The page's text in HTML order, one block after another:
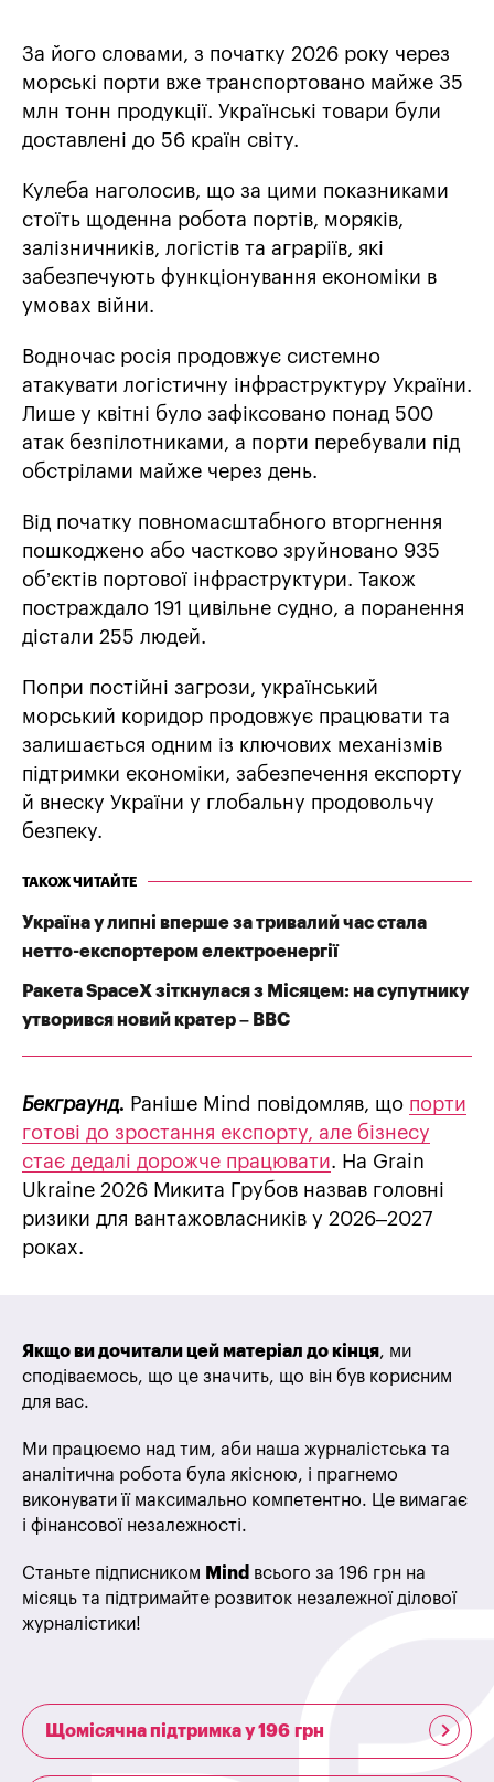
За його словами, з початку 2026 року через
морські порти вже транспортовано майже 35
млн тонн продукції. Українські товари були
доставлені до 56 країн світу.
Кулеба наголосив, що за цими показниками
стоїть щоденна робота портів, моряків,
залізничників, логістів та аграріїв, які
забезпечують функціонування економіки в
умовах війни.
Водночас росія продовжує системно
атакувати логістичну інфраструктуру України.
Лише у квітні було зафіксовано понад 500
атак безпілотниками, а порти перебували під
обстрілами майже через день.
Від початку повномасштабного вторгнення
пошкоджено або частково зруйновано 935
об’єктів портової інфраструктури. Також
постраждало 191 цивільне судно, а поранення
дістали 255 людей.
Попри постійні загрози, український
морський коридор продовжує працювати та
залишається одним із ключових механізмів
підтримки економіки, забезпечення експорту
й внеску України у глобальну продовольчу
безпеку.
ТАКОЖ ЧИТАЙТЕ
Україна у липні вперше за тривалий час стала
нетто-експортером електроенергії
Ракета SpaceX зіткнулася з Місяцем: на супутнику
утворився новий кратер – BBC
Бекграунд. Раніше Mind повідомляв, що порти
готові до зростання експорту, але бізнесу
стає дедалі дорожче працювати. На Grain
Ukraine 2026 Микита Грубов назвав головні
ризики для вантажовласників у 2026–2027
роках.
Якщо ви дочитали цей матеріал до кінця, ми
сподіваємось, що це значить, що він був корисним
для вас.
Ми працюємо над тим, аби наша журналістська та
аналітична робота була якісною, і прагнемо
виконувати її максимально компетентно. Це вимагає
і фінансової незалежності.
Станьте підписником Mind всього за 196 грн на
місяць та підтримайте розвиток незалежної ділової
журналістики!
Щомісячна підтримка у 196 грн